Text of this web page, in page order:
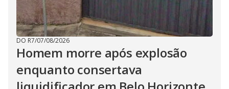
DO R7/07/08/2026
Homem morre após explosão
enquanto consertava